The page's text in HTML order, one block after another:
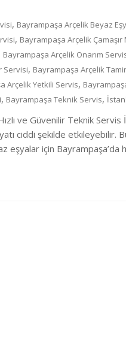
, Bayrampaşa Arçelik Beyaz
, Bayrampaşa Arçelik
Bayrampaşa Arçelik Onarım
Servisi, Bayrampaşa Arçelik
Arçelik Yetkili Servis,
, Bayrampaşa Teknik Servis,
ve Güvenilir Teknik
ciddi şekilde
eşyalar için Bayrampaşa’da